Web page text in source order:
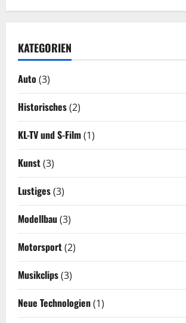
KATEGORIEN
Auto(3)
Historisches(2)
KL-TV und S-Film(1)
Kunst(3)
Lustiges(3)
Modellbau(3)
Motorsport(2)
Musikclips(3)
Neue Technologien(1)